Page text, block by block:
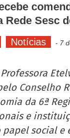
Rede Sesc
Notícias - 7
Conselho
da 6ª
e
papel social e